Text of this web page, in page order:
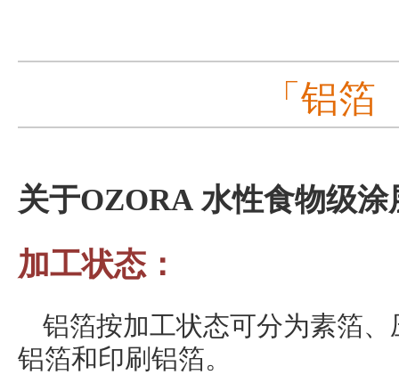
「铝箔
关于OZORA 水性食物级
加工状态：
铝箔按加工状态可分为素箔
铝箔和印刷铝箔。